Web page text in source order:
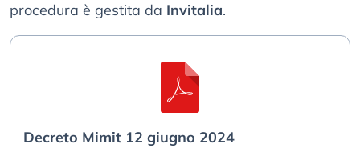
procedura è gestita da Invitalia.
Decreto Mimit 12 giugno 2024